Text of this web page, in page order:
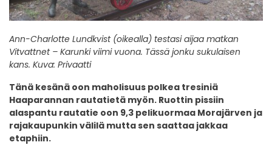
Ann-Charlotte Lundkvist (oikealla) testasi aijaa matkan
Vitvattnet – Karunki viimi vuona. Tässä jonku sukulaisen
kans. Kuva: Privaatti
Tänä kesänä oon maholisuus polkea tresiniä
Haaparannan rautatietä myön. Ruottin pissiin
alaspantu rautatie oon 9,3 pelikuormaa Morajärven ja
rajakaupunkin välilä mutta sen saattaa jakkaa
etaphiin.